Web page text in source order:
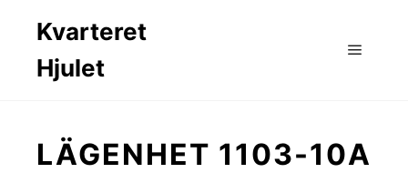
Kvarteret
Hjulet
LÄGENHET 1103-10A